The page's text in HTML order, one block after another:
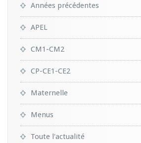
Années précédentes
APEL
CM1-CM2
CP-CE1-CE2
Maternelle
Menus
Toute l'actualité